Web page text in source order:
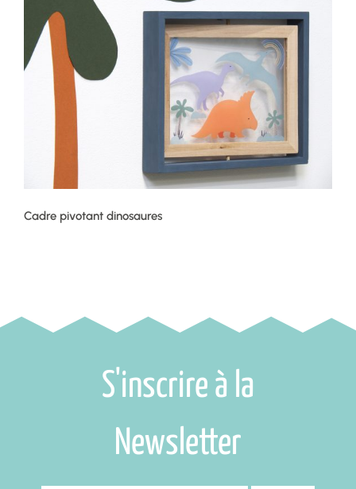
Cadre pivotant dinosaures
S'inscrire à la
Newsletter